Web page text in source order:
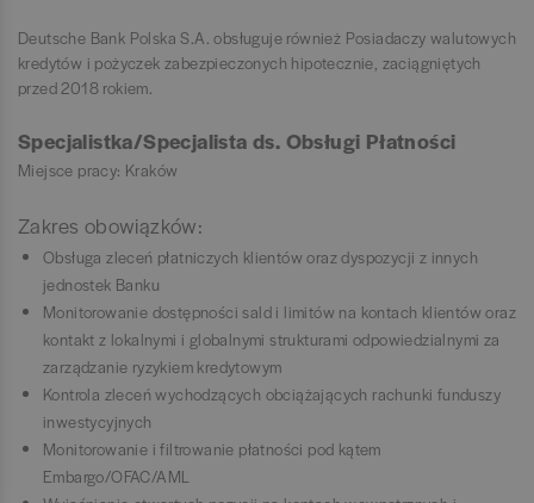
Deutsche Bank Polska S.A. obsługuje również Posiadaczy walutowych
kredytów i pożyczek zabezpieczonych hipotecznie, zaciągniętych
przed 2018 rokiem.
Specjalistka/Specjalista ds. Obsługi Płatności
Miejsce pracy: Kraków
Zakres obowiązków:
Obsługa zleceń płatniczych klientów oraz dyspozycji z innych
jednostek Banku
Monitorowanie dostępności sald i limitów na kontach klientów oraz
kontakt z lokalnymi i globalnymi strukturami odpowiedzialnymi za
zarządzanie ryzykiem kredytowym
Kontrola zleceń wychodzących obciążających rachunki funduszy
inwestycyjnych
Monitorowanie i filtrowanie płatności pod kątem
Embargo/OFAC/AML